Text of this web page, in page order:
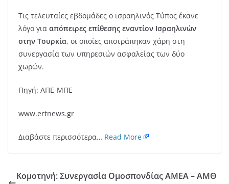
Τις τελευταίες εβδομάδες ο ισραηλινός Τύπος έκανε
λόγο για απόπειρες επίθεσης εναντίον Ισραηλινών
στην Τουρκία, οι οποίες αποτράπηκαν χάρη στη
συνεργασία των υπηρεσιών ασφαλείας των δύο
χωρών.
Πηγή: ΑΠΕ-ΜΠΕ
www.ertnews.gr
Διαβάστε περισσότερα… Read More
Κομοτηνή: Συνεργασία Ομοσπονδίας ΑΜΕΑ – ΑΜΘ